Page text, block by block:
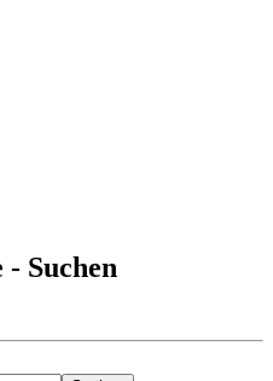
Suchen